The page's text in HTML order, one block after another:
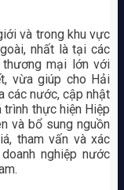
và trong khu vực
nhất là tại các
mại lớn với
vừa giúp cho Hải
các nước, cập nhật
thực hiện Hiệp
và bổ sung nguồn
tham vấn và xác
nghiệp nước